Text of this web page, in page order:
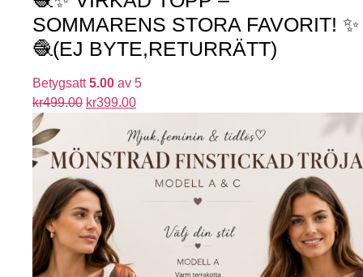
SOMMARENS STORA FAVORIT! ✨
🧶(EJ BYTE,RETURRÄTT)
Betygsatt5.00 av 5
kr499.00 kr399.00